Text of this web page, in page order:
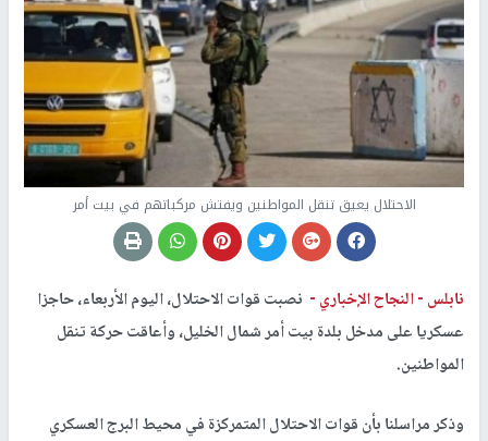
الاحتلال يعيق تنقل المواطنين ويفتش مركباتهم في بيت أمر
نابلس -النجاح الإخباري - نصبت قوات الاحتلال، اليوم الأربعاء، حاجزا
عسكريا على مدخل بلدة بيت أمر شمال الخليل، وأعاقت حركة تنقل
المواطنين.
وذكر مراسلنا بأن قوات الاحتلال المتمركزة في محيط البرج العسكري